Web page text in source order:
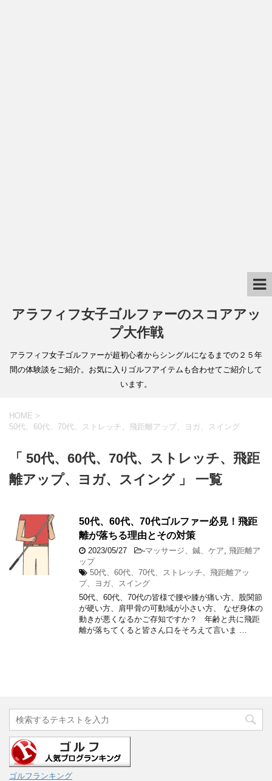
アラフィフ女子ゴルファーのスコアアッ
プ大作戦
アラフィフ女子ゴルファーが超初心者からシングルになるまでの２５年
間の体験談をご紹介。お気に入りゴルフアイテムも合わせてご紹介して
います。
HOME >
50代、60代、70代、ストレッチ、飛距離アップ、ヨガ、スイング
「 50代、60代、70代、ストレッチ、飛距
離アップ、ヨガ、スイング 」 一覧
50代、60代、70代ゴルファー必見！飛距
離が落ちる理由とその対策
2023/05/27 -マッサージ、鍼、ケア 飛距離ア
ップ
50代、60代、70代、ストレッチ、飛距離アッ
プ、ヨガ、スイング
50代、60代、70代の皆様で腰や膝が痛い方、股関節
が硬い方、肩甲骨の可動域が小さい方、 なぜ身体の
動きが悪くなるかご存知ですか？ 年齢と共に飛距
離が落ちてくると皆さん口をそろえて言いま …
ゴルフランキング